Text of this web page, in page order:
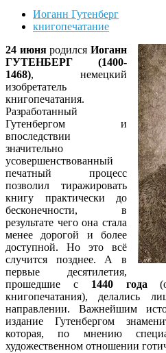
Иоганн Гутенберг
книгопечатание
24 июняродилсяИоганн
ГУТЕНБЕРГ (1400-
1468), немецкий
изобретатель
книгопечатания.
Разработанный
Гутенбергом и
впоследствии
значительно
усовершенствованный
печатный процесс
позволил тиражировать
книгу практически до
бесконечности, в
результате чего она стала
менее дорогой и более
доступной. Но это всё
случится позднее. А в
первые десятилетия,
прошедшие с 1440 года
книгопечатания), делались
направлении. Важнейшим
издание Гутенбергом
которая, по мнению
художественном отношении